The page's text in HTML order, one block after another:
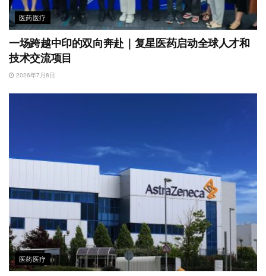
医药医疗
一场跨越中印的双向奔赴｜复星医药启动全球人才和
技术交流项目
2026年7月8日
医药医疗